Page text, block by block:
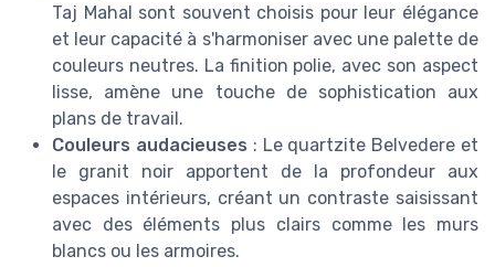
Taj Mahal sont souvent choisis pour leur élégance
et leur capacité à s'harmoniser avec une palette de
couleurs neutres. La finition polie, avec son aspect
lisse, amène une touche de sophistication aux
plans de travail.
Couleurs audacieuses : Le quartzite Belvedere et
le granit noir apportent de la profondeur aux
espaces intérieurs, créant un contraste saisissant
avec des éléments plus clairs comme les murs
blancs ou les armoires.